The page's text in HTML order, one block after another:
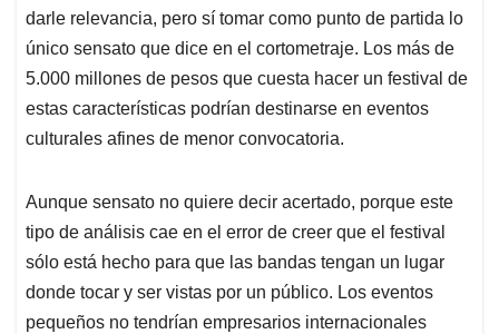
darle relevancia, pero sí tomar como punto de partida lo
único sensato que dice en el cortometraje. Los más de
5.000 millones de pesos que cuesta hacer un festival de
estas características podrían destinarse en eventos
culturales afines de menor convocatoria.
Aunque sensato no quiere decir acertado, porque este
tipo de análisis cae en el error de creer que el festival
sólo está hecho para que las bandas tengan un lugar
donde tocar y ser vistas por un público. Los eventos
pequeños no tendrían empresarios internacionales